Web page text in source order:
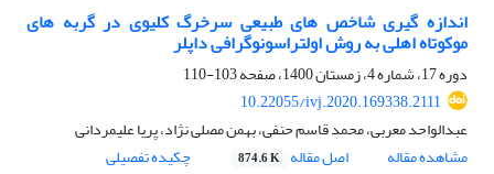
اندازه گیری شاخص های طبیعی سرخرگ کلیوی در گربه های
موکوتاه اهلی به روش اولتراسونوگرافی داپلر
دوره 17، شماره 4، زمستان 1400، صفحه
103-110
10.22055/ivj.2020.169338.2111
عبدالواحد معربی، محمد قاسم حنفی، بهمن مصلی نژاد، پریا علیمردانی
مشاهده مقاله
اصل مقاله 874.6 K چکیده تفصیلی